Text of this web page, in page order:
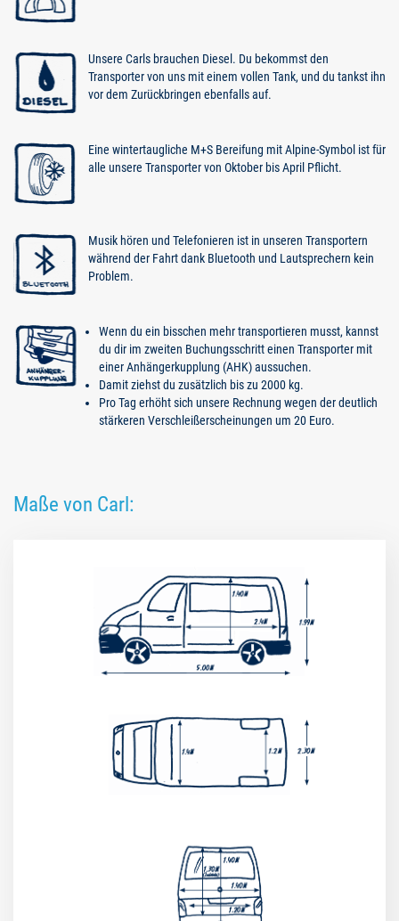
Unsere Carls brauchen Diesel. Du bekommst den
Transporter von uns mit einem vollen Tank, und du tankst ihn
vor dem Zurückbringen ebenfalls auf.
Eine wintertaugliche M+S Bereifung mit Alpine-Symbol ist für
alle unsere Transporter von Oktober bis April Pflicht.
Musik hören und Telefonieren ist in unseren Transportern
während der Fahrt dank Bluetooth und Lautsprechern kein
Problem.
Wenn du ein bisschen mehr transportieren musst, kannst
du dir im zweiten Buchungsschritt einen Transporter mit
einer Anhängerkupplung (AHK) aussuchen.
Damit ziehst du zusätzlich bis zu 2000 kg.
Pro Tag erhöht sich unsere Rechnung wegen der deutlich
stärkeren Verschleißerscheinungen um 20 Euro.
Maße von Carl: